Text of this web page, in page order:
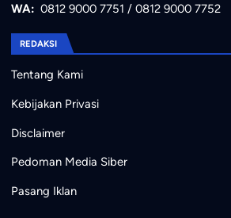
WA: 0812 9000 7751 / 0812 9000 7752
REDAKSI
Tentang Kami
Kebijakan Privasi
Disclaimer
Pedoman Media Siber
Pasang Iklan